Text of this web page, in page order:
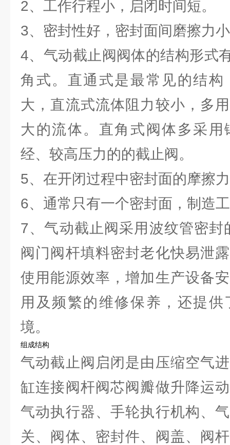
2、工作行程小，启闭时间短。
3、密封性好，密封面间磨擦力
4、气动截止阀阀体的结构形式
角式。直通式是最常见的结构
大，直流式流体阻力较小，多
大的流体。直角式阀体多采
经、较高压力的的截止阀。
5、在开闭过程中密封面的摩擦
6、通常只有一个密封面，制造
7、气动截止阀采用波纹管密
阀门阀杆填料密封老化快易泄
使用能源效率，增加生产设备
用及频繁的维修保养，还提
境。
组成结构
气动截止阀启闭是由压缩空气
缸连接阀杆阀芯阀瓣做升降运
气动执行器、手轮执行机构、
关、阀体、密封件、阀盖、阀